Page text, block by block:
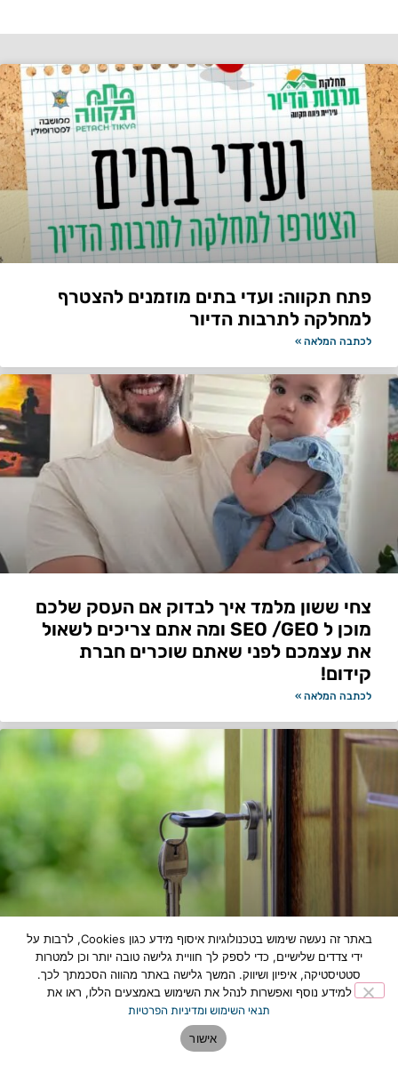
פתח תקווה: ועדי בתים מוזמנים להצטרף
למחלקה לתרבות הדיור
לכתבה המלאה »
צחי ששון מלמד איך לבדוק אם העסק שלכם
מוכן ל SEO /GEO ומה אתם צריכים לשאול
את עצמכם לפני שאתם שוכרים חברת
קידום!
לכתבה המלאה »
נתקעתם בחוץ? המדריך המלא לבחירת איש
המקצוע שיציל אתכם
באתר זה נעשה שימוש בטכנולוגיות איסוף מידע כגון Cookies, לרבות על
ידי צדדים שלישיים, כדי לספק לך חוויית גלישה טובה יותר וכן למטרות
סטטיסטיקה, איפיון ושיווק. המשך גלישה באתר מהווה הסכמתך לכך.
למידע נוסף ואפשרות לנהל את השימוש באמצעים הללו, ראו את
תנאי השימוש ומדיניות הפרטיות
אישור